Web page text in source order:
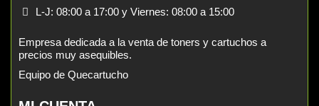
L-J: 08:00 a 17:00 y Viernes: 08:00 a 15:00
Empresa dedicada a la venta de toners y cartuchos a
precios muy asequibles.
Equipo de Quecartucho